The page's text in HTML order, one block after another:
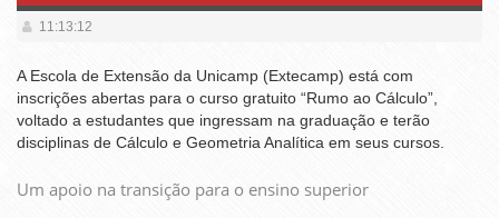
11:13:12
A Escola de Extensão da Unicamp (Extecamp) está com
inscrições abertas para o curso gratuito “Rumo ao Cálculo”,
voltado a estudantes que ingressam na graduação e terão
disciplinas de Cálculo e Geometria Analítica em seus cursos.
Um apoio na transição para o ensino superior